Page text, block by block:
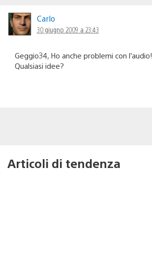
Carlo
30 giugno 2009 a 23:43
Geggio34, Ho anche problemi con l’audio!
Qualsiasi idee?
Articoli di tendenza